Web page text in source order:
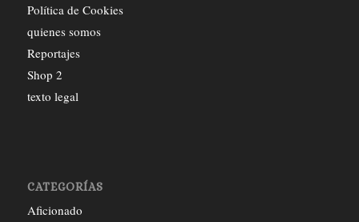
Política de Cookies
quienes somos
Reportajes
Shop 2
texto legal
CATEGORÍAS
Aficionado